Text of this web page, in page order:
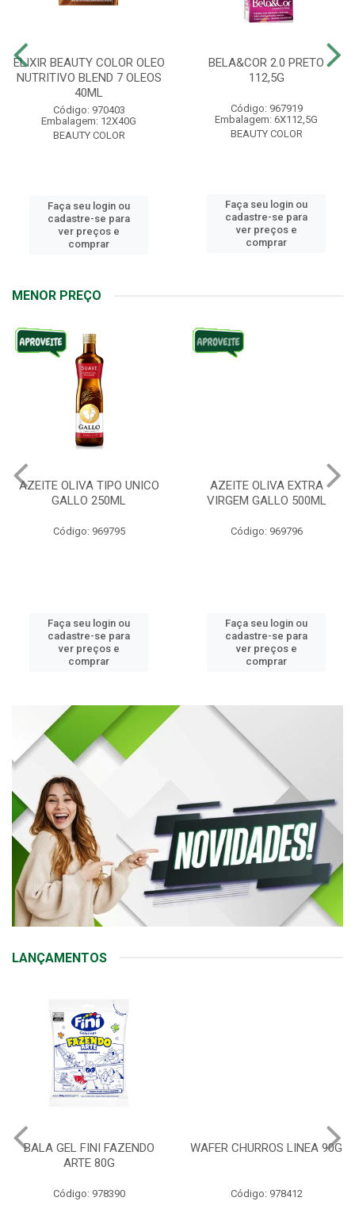
ELIXIR BEAUTY COLOR OLEO
NUTRITIVO BLEND 7 OLEOS
40ML
Código: 970403
Embalagem: 12X40G
BEAUTY COLOR
Faça seu login ou
cadastre-se para
ver preços e
comprar
BELA&COR 2.0 PRETO
112,5G
Código: 967919
Embalagem: 6X112,5G
BEAUTY COLOR
Faça seu login ou
cadastre-se para
ver preços e
comprar
MENOR PREÇO
AZEITE OLIVA TIPO UNICO
GALLO 250ML
Código: 969795
Faça seu login ou
cadastre-se para
ver preços e
comprar
AZEITE OLIVA EXTRA
VIRGEM GALLO 500ML
Código: 969796
Faça seu login ou
cadastre-se para
ver preços e
comprar
LANÇAMENTOS
BALA GEL FINI FAZENDO
ARTE 80G
Código: 978390
WAFER CHURROS LINEA 90G
Código: 978412